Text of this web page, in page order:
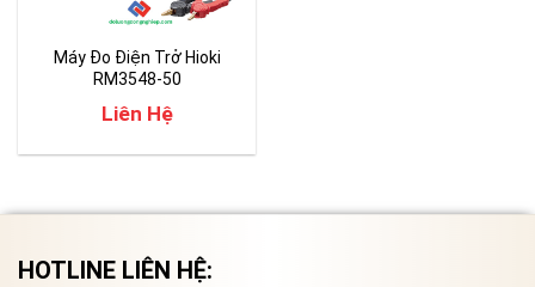
Máy Đo Điện Trở Hioki
RM3548-50
Liên Hệ
HOTLINE LIÊN HỆ: